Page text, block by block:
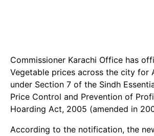
Commissioner Karachi Office has
Vegetable prices across the city for
under Section 7 of the Sindh
Price Control and Prevention of
Hoarding Act, 2005 (amended in
According to the notification, the